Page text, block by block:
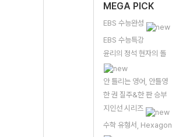
MEGA PICK
EBS 수능완성
EBS 수능특강
윤리의 정석 현자의 돌
안 틀리는 영어, 안틀영
한 권 질주&한 판 승부
지인선 시리즈
수학 유형서, Hexagon